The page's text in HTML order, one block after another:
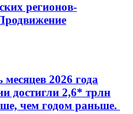
регионов-
2026 года
достигли 2,6* трлн
чем годом раньше.